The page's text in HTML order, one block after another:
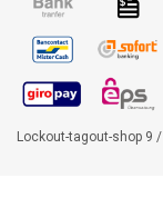
Lockout-tagout-shop 9 /